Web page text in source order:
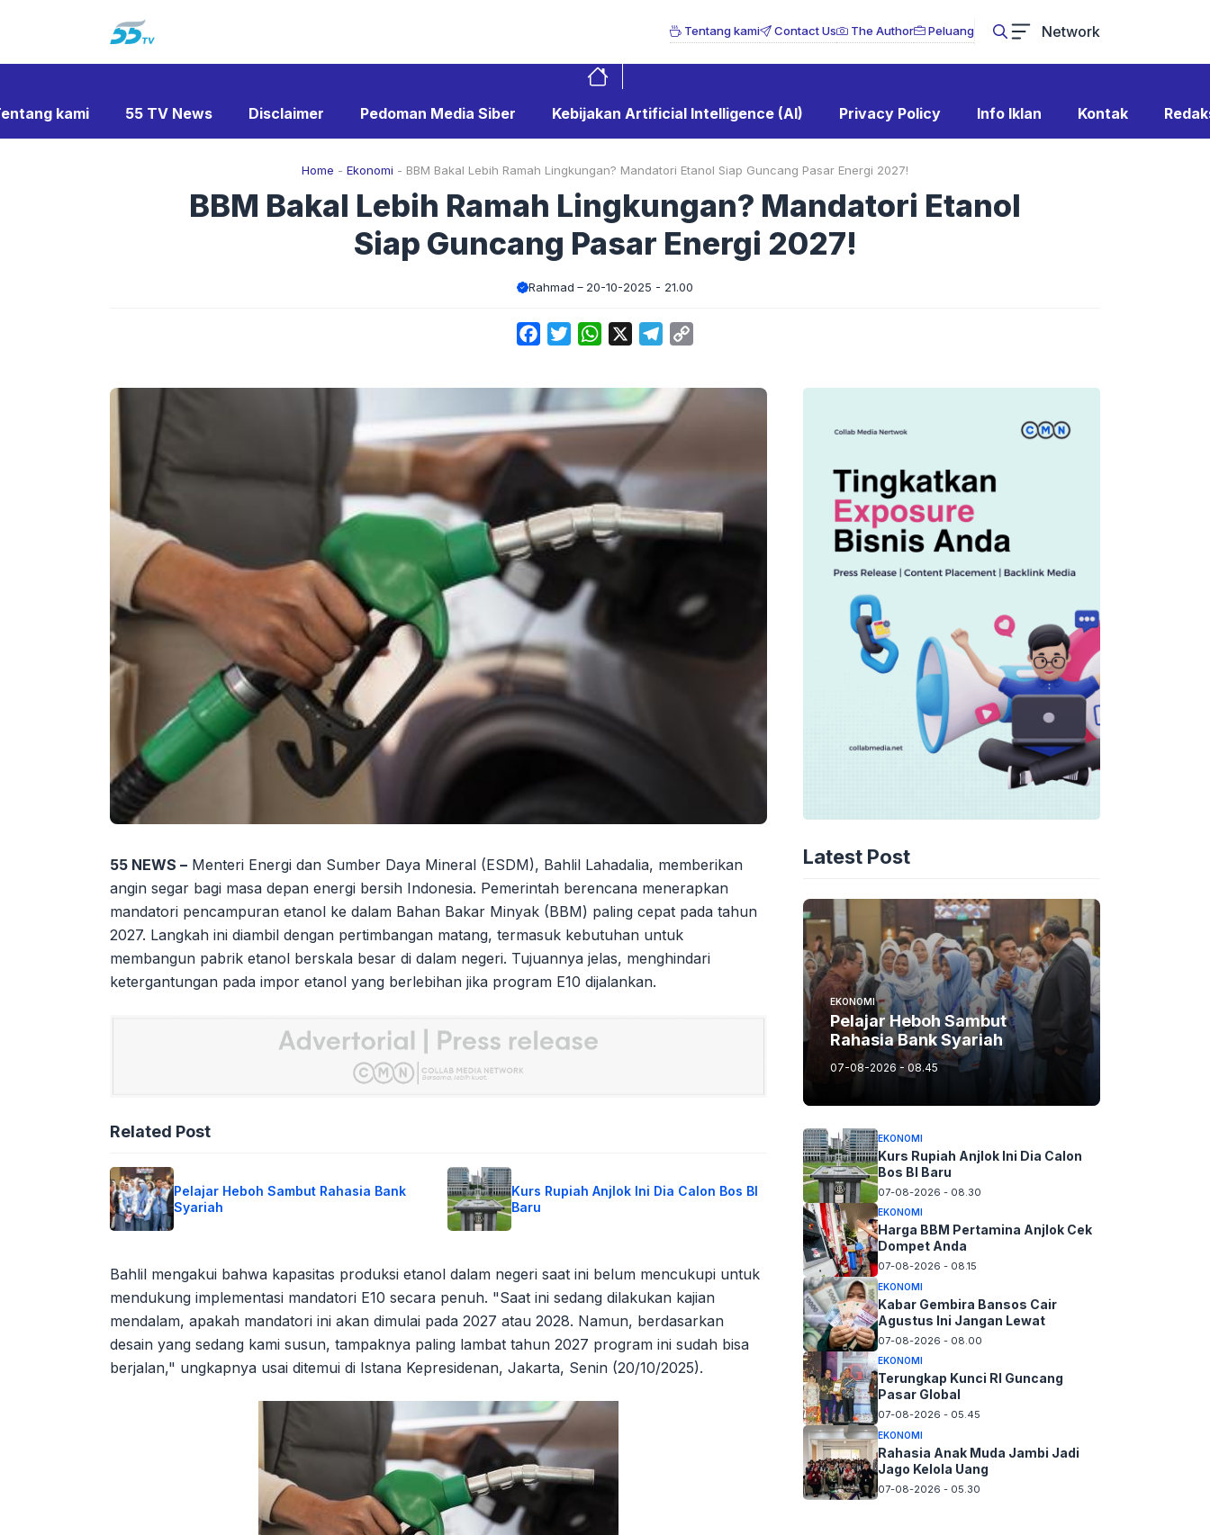
Tentang kami Contact Us The Author Peluang Network
kami 55 TV News Disclaimer Pedoman Media Siber Kebijakan Artificial Intelligence (AI) Privacy Policy Info Iklan Kontak
Home - Ekonomi - BBM Bakal Lebih Ramah Lingkungan? Mandatori Etanol Siap Guncang Pasar Energi 2027!
BBM Bakal Lebih Ramah Lingkungan? Mandatori Etanol
Siap Guncang Pasar Energi 2027!
Rahmad 20-10-2025 - 21.00
FacebookTwitterWhatsApp Telegram
55 NEWS – Menteri Energi dan Sumber Daya Mineral (ESDM), Bahlil Lahadalia, memberikan
angin segar bagi masa depan energi bersih Indonesia. Pemerintah berencana menerapkan
mandatori pencampuran etanol ke dalam Bahan Bakar Minyak (BBM) paling cepat pada tahun
2027. Langkah ini diambil dengan pertimbangan matang, termasuk kebutuhan untuk
membangun pabrik etanol berskala besar di dalam negeri. Tujuannya jelas, menghindari
ketergantungan pada impor etanol yang berlebihan jika program E10 dijalankan.
Related Post
Pelajar Heboh Sambut Rahasia Bank
Syariah
Kurs Rupiah Anjlok Ini Dia Calon Bos BI
Baru
Bahlil mengakui bahwa kapasitas produksi etanol dalam negeri saat ini belum mencukupi untuk
mendukung implementasi mandatori E10 secara penuh. "Saat ini sedang dilakukan kajian
mendalam, apakah mandatori ini akan dimulai pada 2027 atau 2028. Namun, berdasarkan
desain yang sedang kami susun, tampaknya paling lambat tahun 2027 program ini sudah bisa
berjalan," ungkapnya usai ditemui di Istana Kepresidenan, Jakarta, Senin (20/10/2025).
Latest Post
EKONOMI
Pelajar Heboh Sambut
Rahasia Bank Syariah
07-08-2026 - 08.45
EKONOMI
Kurs Rupiah Anjlok Ini Dia Calon
Bos BI Baru
07-08-2026 - 08.30
EKONOMI
Harga BBM Pertamina Anjlok Cek
Dompet Anda
07-08-2026 - 08.15
EKONOMI
Kabar Gembira Bansos Cair
Agustus Ini Jangan Lewat
07-08-2026 - 08.00
EKONOMI
Terungkap Kunci RI Guncang
Pasar Global
07-08-2026 - 05.45
EKONOMI
Rahasia Anak Muda Jambi Jadi
Jago Kelola Uang
07-08-2026 - 05.30